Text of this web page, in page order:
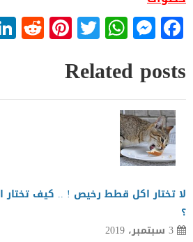
Facebook
Messenger
WhatsApp
Twitter
Related posts
لا تختار اكل قطط رخيص ! .. كيف تختار
؟
3 سبتمبر، 2019